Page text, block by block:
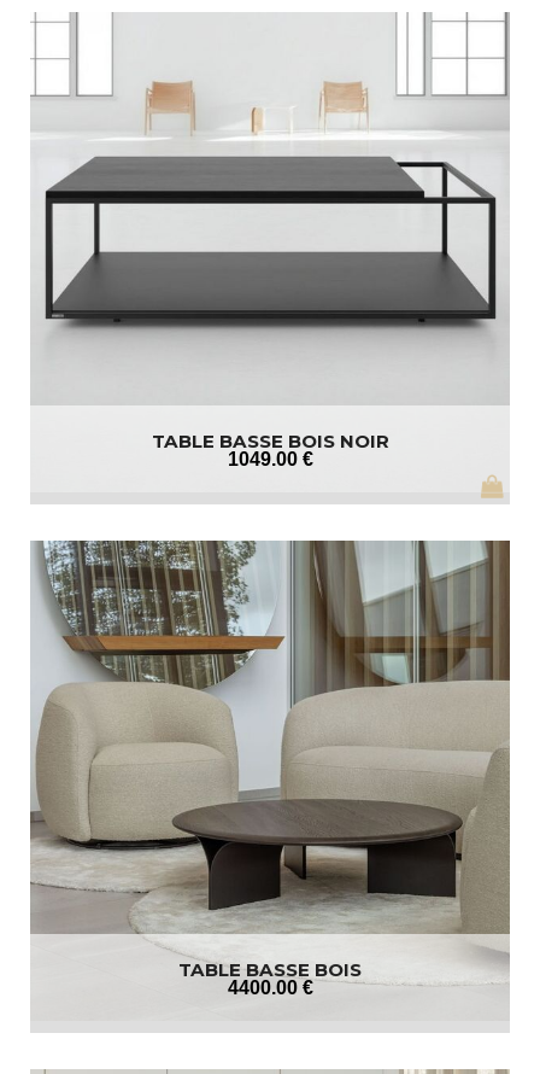
TABLE BASSE BOIS NOIR
1049.00 €
TABLE BASSE BOIS
4400.00 €